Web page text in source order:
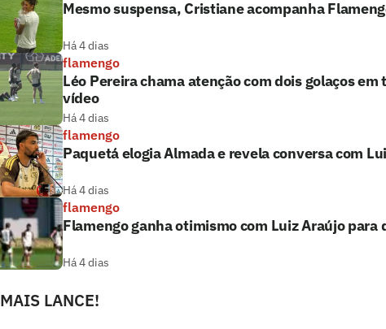
Mesmo suspensa, Cristiane acompanha
Há 4 dias
flamengo
Léo Pereira chama atenção com dois golaços
vídeo
Há 4 dias
flamengo
Paquetá elogia Almada e revela conversa com
Há 4 dias
flamengo
Flamengo ganha otimismo com Luiz Araújo para
Há 4 dias
MAIS LANCE!